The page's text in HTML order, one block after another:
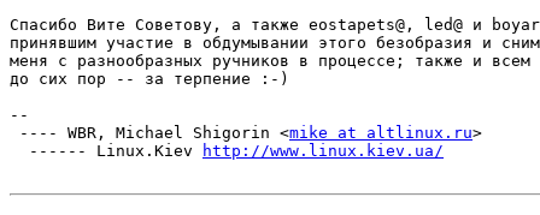
Спасибо Вите Советову, а также eostapets@, led@ и
принявшим участие в обдумывании этого безобразия и
меня с разнообразных ручников в процессе; также и всем
до сих пор -- за терпение :-)
--
---- WBR, Michael Shigorin <mike at altlinux.ru>
  ------ Linux.Kiev
http://www.linux.kiev.ua/